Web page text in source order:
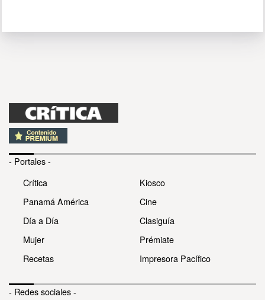
- Portales -
Crítica
Panamá América
Día a Día
Mujer
Recetas
Kiosco
Cine
Clasiguía
Prémiate
Impresora Pacífico
- Redes sociales -